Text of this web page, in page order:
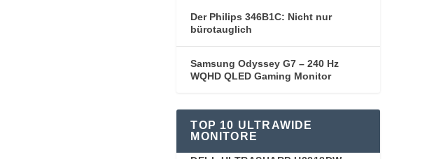
Der Philips 346B1C: Nicht nur
bürotauglich
Samsung Odyssey G7 – 240 Hz
WQHD QLED Gaming Monitor
TOP 10 ULTRAWIDE
MONITORE